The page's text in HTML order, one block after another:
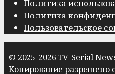
Политика
Политика
Пользовательское
© 2025-2026 TV-Serial
Копирование разрешено